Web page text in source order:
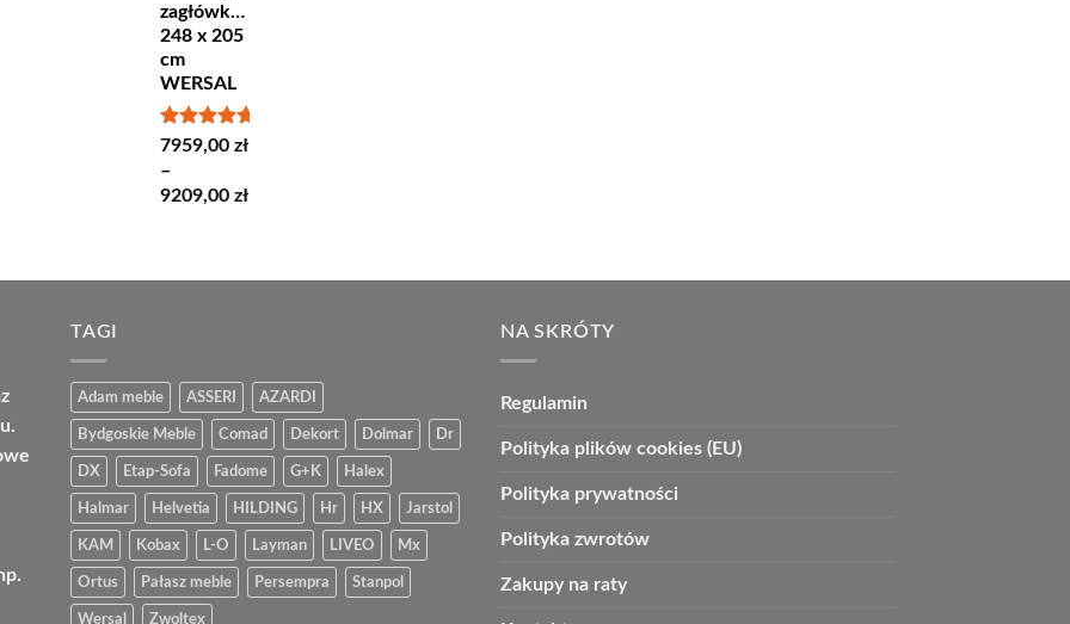
zagłówkami
248 x 205
cm
WERSAL
Oceniono
7959,00 zł
–
9209,00 złZakres
TAGI
Adam meble ASSERI AZARDI
Bydgoskie Meble Comad Dekort Dolmar Dr
DX Etap-Sofa Fadome G+K Halex
Halmar Helvetia HILDING Hr HX Jarstol
KAM Kobax L-O Layman LIVEO Mx
Ortus Pałasz meble Persempra Stanpol
Wersal Zwoltex
NA SKRÓTY
Regulamin
Polityka plików cookies (EU)
Polityka prywatności
Polityka zwrotów
Zakupy na raty